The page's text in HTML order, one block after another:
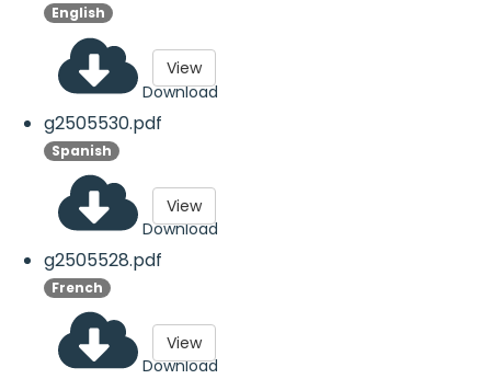
English
Download
View
g2505530.pdf
Spanish
Download
View
g2505528.pdf
French
Download
View